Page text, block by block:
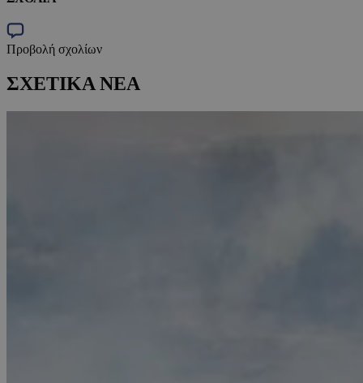
Προβολή σχολίων
ΣΧΕΤΙΚΑ ΝΕΑ